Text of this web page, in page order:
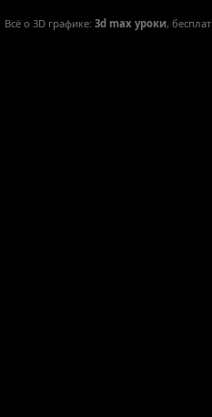
Всё о 3D графике:3d max уроки,